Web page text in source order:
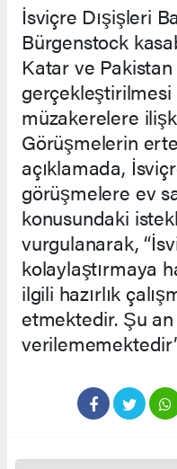
İsviçre Dışişleri
Bürgenstock
Katar ve Pakistan
müzakerelere
Görüşmelerin
açıklamada,
görüşmelere ev
konusundaki
vurgulanarak,
kolaylaştırmaya
ilgili hazırlık
etmektedir. Şu